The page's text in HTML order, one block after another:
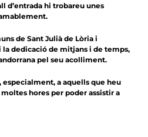
d’entrada hi trobareu unes
de Sant Julià de Lòria i
la dedicació de mitjans i de temps,
pel seu acolliment.
especialment, a aquells que heu
hores per poder assistir a